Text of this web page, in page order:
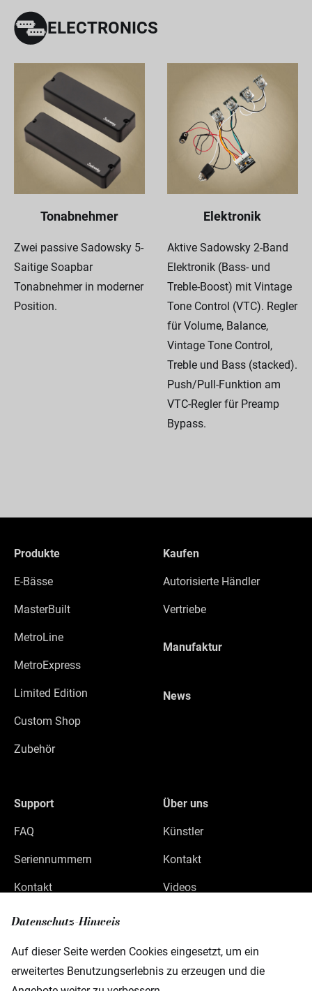
Datenschutz-Hinweis
Auf dieser Seite werden Cookies eingesetzt, um ein
erweitertes Benutzungserlebnis zu erzeugen und die
ELECTRONICS
Tonabnehmer
Zwei passive Sadowsky 5-
Saitige Soapbar
Tonabnehmer in moderner
Position.
Elektronik
Aktive Sadowsky 2-Band
Elektronik (Bass- und
Treble-Boost) mit Vintage
Tone Control (VTC). Regler
für Volume, Balance,
Vintage Tone Control,
Treble und Bass (stacked).
Push/Pull-Funktion am
VTC-Regler für Preamp
Bypass.
Produkte
E-Bässe
MasterBuilt
MetroLine
MetroExpress
Limited Edition
Custom Shop
Zubehör
Kaufen
Autorisierte Händler
Vertriebe
Manufaktur
News
Support
FAQ
Seriennummern
Kontakt
Über uns
Künstler
Kontakt
Videos